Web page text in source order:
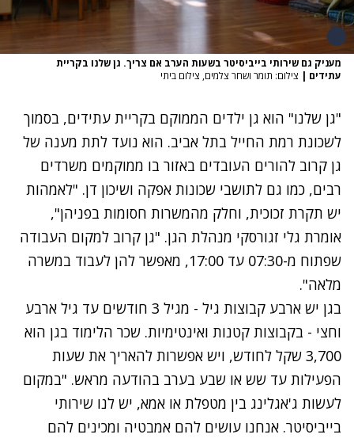
מעניק גם שירותי בייביסיטר בשעות הערב אם צריך. גן שלנו בקריית
עתידים | צילום: תומר ושחר צלמים, צילום ביתי
"גן שלנו" הוא גן ילדים הממוקם בקריית עתידים, בסמוך
לשכונת רמת החייל בתל אביב. הוא נועד לתת מענה של
גן קרוב להורים העובדים באזור בו ממוקמים משרדים
רבים, כמו גם לתושבי שכונות אפקה ושיכון דן. "לאמהות
יש תקרת זכוכית, וחלק מהמשרות חסומות בפניהן",
אומרת גלי זגורסקי מנהלת הגן. "גן קרוב למקום העבודה
שפתוח מ-07:30 עד 17:00, מאפשר להן לעבוד במשרה
מלאה".
בגן יש ארבע קבוצות גיל - מגיל 3 חודשים עד גיל ארבע
וחצי - בקבוצות קטנות ואינטימיות. שכר הלימוד בגן הוא
3,700 שקל לחודש, ויש אפשרות להאריך את שעות
הפעילות עד שש או שבע בערב בהודעה מראש. "במקום
לעשות ג'אגלינג בין מטפלת או אמא, יש לנו שירותי
בייביסיטר. אנחנו עושים להם אמבטיה ומכינים להם